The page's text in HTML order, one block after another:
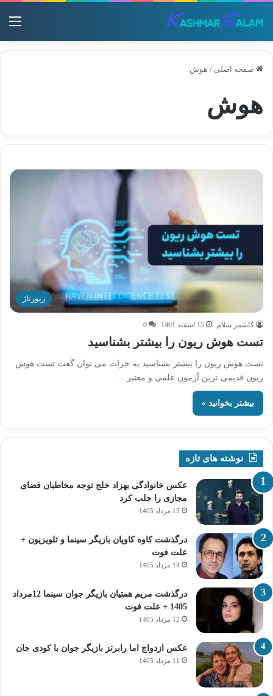
صفحه اصلی / هوش
هوش
رپورتاژ
کاشمر سلام 15 اسفند 1401 0
تست هوش ریون را بیشتر بشناسید
تست هوش ریون را بیشتر بشناسید به جرات می توان گفت تست هوش
ریون قدیمی ترین آزمون علمی و معتبر…
بیشتر بخوانید »
نوشته های تازه
عکس خانوادگی بهزاد خلج توجه مخاطبان فضای
مجازی را جلب کرد
15 مرداد 1405
درگذشت کاوه کاویان بازیگر سینما و تلویزیون +
علت فوت
14 مرداد 1405
درگذشت مریم همتیان بازیگر جوان سینما 12مرداد
1405 + علت فوت
12 مرداد 1405
عکس ازدواج اما رابرتز بازیگر جوان با کودی جان
11 مرداد 1405